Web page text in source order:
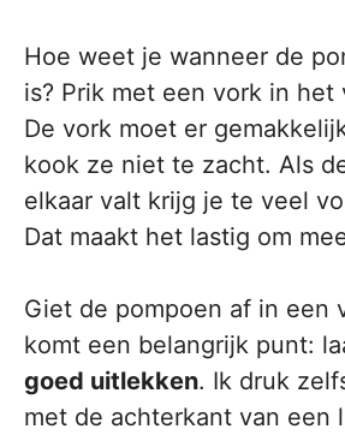
Hoe weet je wanneer de
is? Prik met een vork in het
De vork moet er
kook ze niet te zacht. Als
elkaar valt krijg je te veel
Dat maakt het lastig om
Giet de pompoen af in een
komt een belangrijk punt:
goed uitlekken. Ik druk
met de achterkant van een